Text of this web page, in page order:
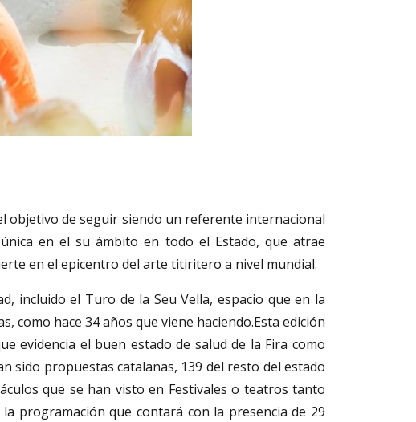
objetivo de seguir siendo un referente internacional
en el su ámbito en todo el Estado, que atrae
en el epicentro del arte titiritero a nivel mundial.
incluido el Turo de la Seu Vella, espacio que en la
hace 34 años que viene haciendo.Esta edición
evidencia el buen estado de salud de la Fira como
sido propuestas catalanas, 139 del resto del estado
que se han visto en Festivales o teatros tanto
programación que contará con la presencia de 29